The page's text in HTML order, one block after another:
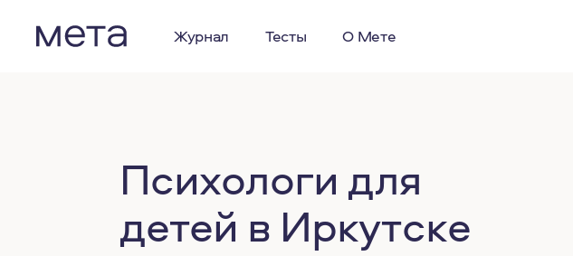
Журнал Тесты О Мете
Психологи для
детей в Иркутске